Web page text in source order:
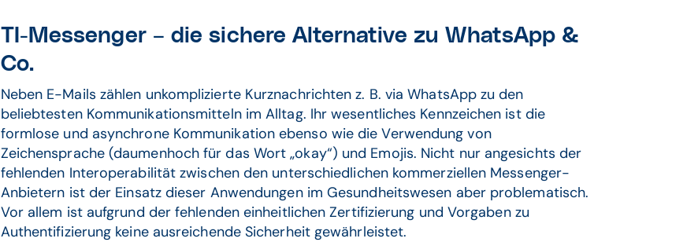
TI-Messenger – die sichere Alternative zu WhatsApp &
Co.
Neben E-Mails zählen unkomplizierte Kurznachrichten z. B. via WhatsApp zu den
beliebtesten Kommunikationsmitteln im Alltag. Ihr wesentliches Kennzeichen ist die
formlose und asynchrone Kommunikation ebenso wie die Verwendung von
Zeichensprache (daumenhoch für das Wort „okay“) und Emojis. Nicht nur angesichts der
fehlenden Interoperabilität zwischen den unterschiedlichen kommerziellen Messenger-
Anbietern ist der Einsatz dieser Anwendungen im Gesundheitswesen aber problematisch.
Vor allem ist aufgrund der fehlenden einheitlichen Zertifizierung und Vorgaben zu
Authentifizierung keine ausreichende Sicherheit gewährleistet.